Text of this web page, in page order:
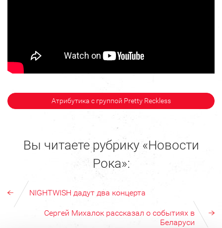
Атрибутика с группой Pretty Reckless
Вы читаете рубрику «Новости
Рока»:
NIGHTWISH дадут два концерта
Сергей Михалок рассказал о событиях в
Беларуси